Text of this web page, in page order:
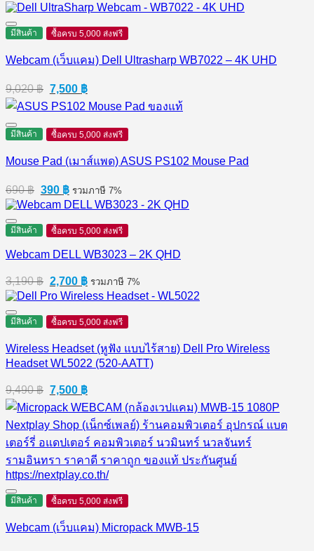
มีสินค้า ซื้อครบ 5,000 ส่งฟรี
Webcam (เว็บแคม) Dell Ultrasharp WB7022 – 4K UHD
9,020฿ Original
price
was:
9,020 ฿.
7,500 ฿Current
price
is:
7,500 ฿.
มีสินค้า ซื้อครบ 5,000 ส่งฟรี
Mouse Pad (เมาส์แพด) ASUS PS102 Mouse Pad
690฿ Original
price
was:
690 ฿.
390 ฿Current
price
is:
390 ฿.
รวมภาษี 7%
มีสินค้า ซื้อครบ 5,000 ส่งฟรี
Webcam DELL WB3023 – 2K QHD
3,190฿ Original
price
was:
3,190 ฿.
2,700 ฿Current
price
is:
2,700 ฿.
รวมภาษี 7%
มีสินค้า ซื้อครบ 5,000 ส่งฟรี
Wireless Headset (หูฟัง แบบไร้สาย) Dell Pro Wireless
Headset WL5022 (520-AATT)
9,490฿ Original
price
was:
9,490 ฿.
7,500 ฿Current
price
is:
7,500 ฿.
มีสินค้า ซื้อครบ 5,000 ส่งฟรี
Webcam (เว็บแคม) Micropack MWB-15